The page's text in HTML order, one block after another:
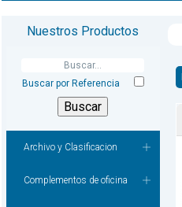
Nuestros Productos
Buscar por Referencia
Archivo y Clasificacion
Complementos de oficina